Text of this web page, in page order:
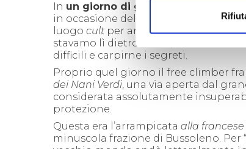
In un giorno di giugno dei primi ’80
in occasione della visita di climbers
luogo cult per antonomasia
stavamo lì dietro a loro, tenendo il
difficili e carpirne i segreti.
Proprio quel giorno il free climber
dei Nani Verdi, una via aperta dal
considerata assolutamente
protezione.
Questa era l’arrampicata alla francese
minuscola frazione di Bussoleno.